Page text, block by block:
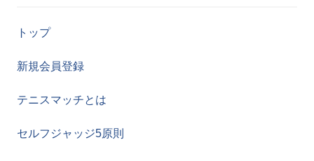
トップ
新規会員登録
テニスマッチとは
セルフジャッジ5原則